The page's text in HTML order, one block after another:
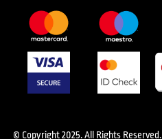
© Copyright 2025. All Rights Reserved.